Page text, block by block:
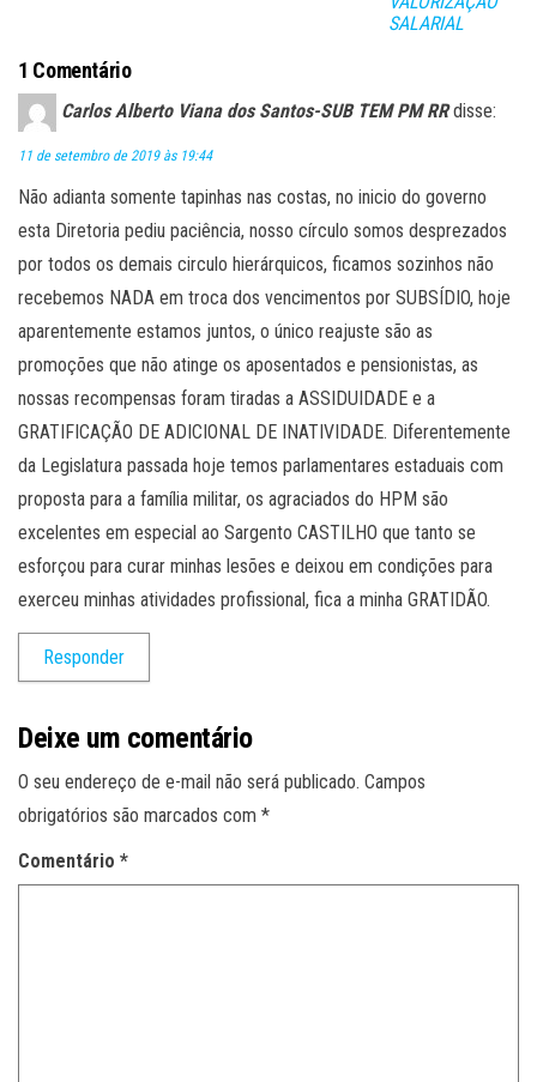
SALARIAL
1 Comentário
Carlos Alberto Viana dos Santos-SUB TEM PM RR disse:
11 de setembro de 2019 às 19:44
Não adianta somente tapinhas nas costas, no inicio do governo
esta Diretoria pediu paciência, nosso círculo somos desprezados
por todos os demais circulo hierárquicos, ficamos sozinhos não
recebemos NADA em troca dos vencimentos por SUBSÍDIO, hoje
aparentemente estamos juntos, o único reajuste são as
promoções que não atinge os aposentados e pensionistas, as
nossas recompensas foram tiradas a ASSIDUIDADE e a
GRATIFICAÇÃO DE ADICIONAL DE INATIVIDADE. Diferentemente
da Legislatura passada hoje temos parlamentares estaduais com
proposta para a família militar, os agraciados do HPM são
excelentes em especial ao Sargento CASTILHO que tanto se
esforçou para curar minhas lesões e deixou em condições para
exerceu minhas atividades profissional, fica a minha GRATIDÃO.
Responder
Deixe um comentário
O seu endereço de e-mail não será publicado. Campos
obrigatórios são marcados com *
Comentário *